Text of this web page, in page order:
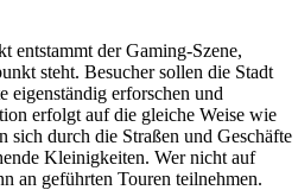
entstammt der Gaming-Szene,
steht. Besucher sollen die Stadt
eigenständig erforschen und
erfolgt auf die gleiche Weise wie
durch die Straßen und Geschäfte
Kleinigkeiten. Wer nicht auf
an geführten Touren teilnehmen.